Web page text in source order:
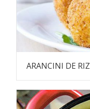
ARANCINI DE RIZ